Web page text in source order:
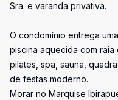
Sra. e varanda privativa.
O condomínio entrega
piscina aquecida com
pilates, spa, sauna,
de festas moderno.
Morar no Marquise